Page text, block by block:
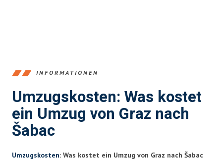
INFORMATIONEN
Umzugskosten: Was kostet
ein Umzug von Graz nach
Šabac
Umzugskosten: Was kostet ein Umzug von Graz nach Šabac